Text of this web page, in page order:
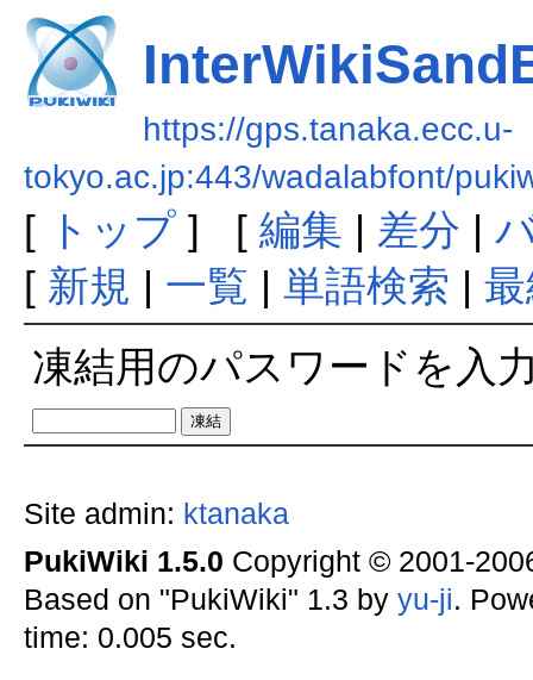
https://gps.tanaka.ecc.u-
tokyo.ac.jp:443/wadalabfont/
[ トップ] [ 編集 | 差分 |
[ 新規 | 一覧 | 単語検索 |
凍結用のパスワードを入
Site admin: ktanaka
PukiWiki 1.5.0 Copyright © 2001-
Based on "PukiWiki" 1.3 by yu-ji.
time: 0.005 sec.